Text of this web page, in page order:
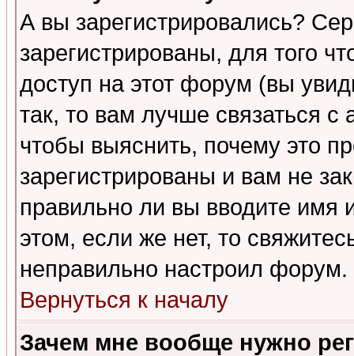
А вы зарегистрировались?
зарегистрированы, для того
доступ на этот форум (вы
так, то вам лучше связаться
чтобы выяснить, почему это
зарегистрированы и вам не
правильно ли вы вводите
этом, если же нет, то
неправильно настроил форум.
Вернуться к началу
Зачем мне вообще нужно